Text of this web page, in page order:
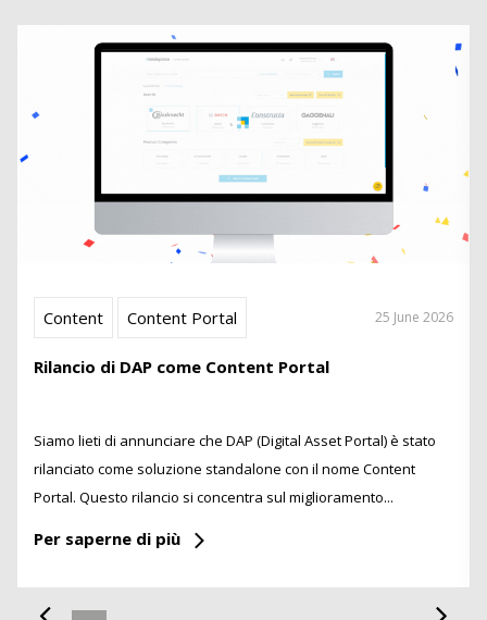
Content Content Portal 25 June 2026
Rilancio di DAP come Content Portal
Siamo lieti di annunciare che DAP (Digital Asset Portal) è stato
rilanciato come soluzione standalone con il nome Content
Portal. Questo rilancio si concentra sul miglioramento...
Per saperne di più